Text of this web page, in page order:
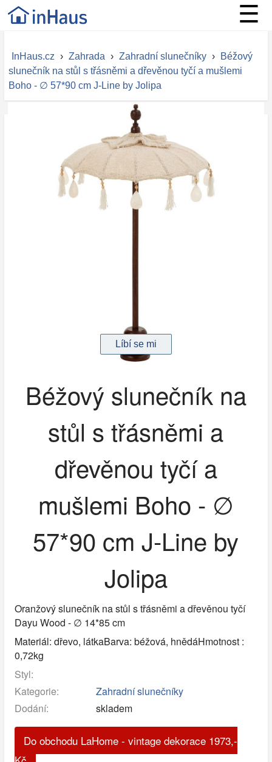
☰
InHaus.cz › Zahrada › Zahradní slunečníky ›
Béžový
slunečník na stůl s třásněmi a dřevěnou tyčí a mušlemi
Boho - ∅ 57*90 cm J-Line by Jolipa
Béžový slunečník na
stůl s třásněmi a
dřevěnou tyčí a
mušlemi Boho - ∅
57*90 cm J-Line by
Jolipa
Oranžový slunečník na stůl s třásněmi a dřevěnou tyčí
Dayu Wood - ∅ 14*85 cm
Materiál: dřevo, látkaBarva: béžová, hnědáHmotnost :
0,72kg
Styl:
Kategorie:
Zahradní slunečníky
Dodání:
skladem
Do obchodu LaHome - vintage dekorace 1973,-